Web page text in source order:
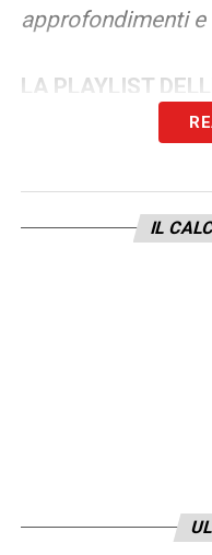
approfondimenti
LA PLAYLIST
IL